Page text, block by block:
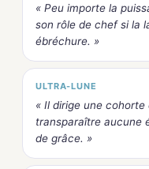
« Peu importe la
son rôle de chef si la
ébréchure. »
ULTRA-LUNE
« Il dirige une
transparaître aucune
de grâce. »